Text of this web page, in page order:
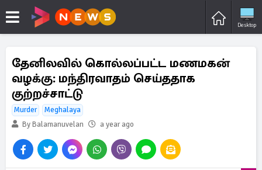
Desktop
தேனிலவில் கொல்லப்பட்ட மணமகன்
வழக்கு: மந்திரவாதம் செய்ததாக
குற்றச்சாட்டு
Murder
Meghalaya
By Balamanuvelan
a year ago